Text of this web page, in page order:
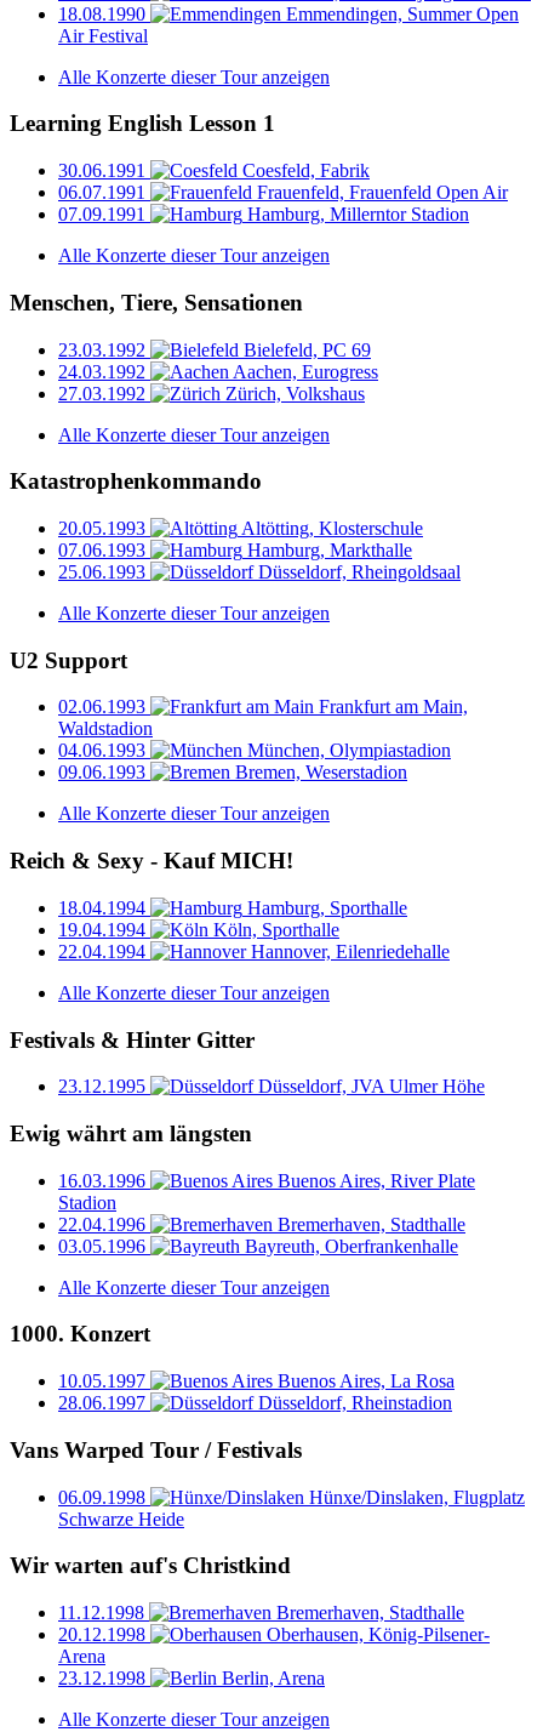
18.08.1990
Emmendingen, Summer Open
Air Festival
Alle Konzerte dieser Tour anzeigen
Learning English Lesson 1
30.06.1991
Coesfeld, Fabrik
06.07.1991
Frauenfeld, Frauenfeld Open Air
07.09.1991
Hamburg, Millerntor Stadion
Alle Konzerte dieser Tour anzeigen
Menschen, Tiere, Sensationen
23.03.1992
Bielefeld, PC 69
24.03.1992
Aachen, Eurogress
27.03.1992
Zürich, Volkshaus
Alle Konzerte dieser Tour anzeigen
Katastrophenkommando
20.05.1993
Altötting, Klosterschule
07.06.1993
Hamburg, Markthalle
25.06.1993
Düsseldorf, Rheingoldsaal
Alle Konzerte dieser Tour anzeigen
U2 Support
02.06.1993
Frankfurt am Main,
Waldstadion
04.06.1993
München, Olympiastadion
09.06.1993
Bremen, Weserstadion
Alle Konzerte dieser Tour anzeigen
Reich & Sexy - Kauf MICH!
18.04.1994
Hamburg, Sporthalle
19.04.1994
Köln, Sporthalle
22.04.1994
Hannover, Eilenriedehalle
Alle Konzerte dieser Tour anzeigen
Festivals & Hinter Gitter
23.12.1995 Düsseldorf, JVA Ulmer Höhe
Ewig währt am längsten
16.03.1996
Buenos Aires, River Plate
Stadion
22.04.1996
Bremerhaven, Stadthalle
03.05.1996
Bayreuth, Oberfrankenhalle
Alle Konzerte dieser Tour anzeigen
1000. Konzert
10.05.1997
Buenos Aires, La Rosa
28.06.1997
Düsseldorf, Rheinstadion
Vans Warped Tour / Festivals
06.09.1998
Hünxe/Dinslaken, Flugplatz
Schwarze Heide
Wir warten auf's Christkind
11.12.1998
Bremerhaven, Stadthalle
20.12.1998
Oberhausen, König-Pilsener-
Arena
23.12.1998
Berlin, Arena
Alle Konzerte dieser Tour anzeigen